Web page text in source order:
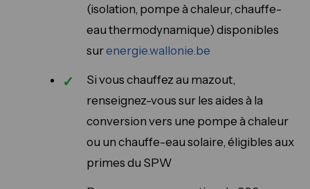
(isolation, pompe à chaleur, chauffe-
eau thermodynamique) disponibles
surenergie.wallonie.be
Si vous chauffez au mazout,
renseignez-vous sur les aides à la
conversion vers une pompe à chaleur
ou un chauffe-eau solaire, éligibles aux
primes du SPW